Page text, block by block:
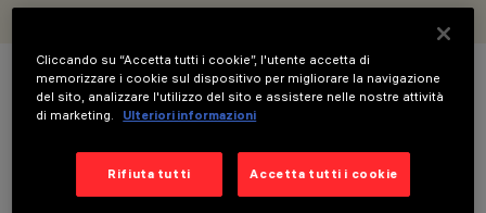
COLORE
Cliccando su “Accetta tutti i cookie”, l'utente accetta di
memorizzare i cookie sul dispositivo per migliorare la navigazione
del sito, analizzare l'utilizzo del sito e assistere nelle nostre attività
di marketing.
Ulteriori informazioni
Rifiuta tutti Accetta tutti i cookie